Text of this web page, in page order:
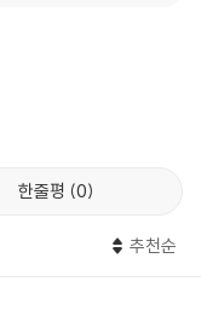
한줄평 0
추천순